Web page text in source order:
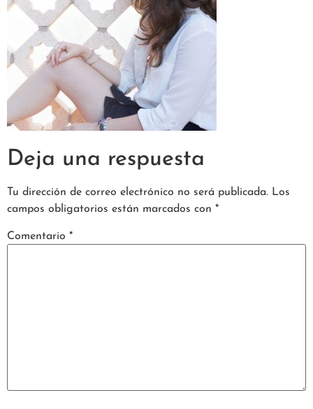
Deja una respuesta
Tu dirección de correo electrónico no será publicada. Los
campos obligatorios están marcados con *
Comentario *